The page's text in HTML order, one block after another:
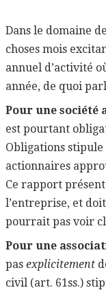
Dans le domaine
choses mois
annuel d’activité
année, de quoi
Pour une société
est pourtant
Obligations stipule
actionnaires
Ce rapport
l’entreprise, et
pourrait pas voir
Pour une
pas explicitement
civil (art. 61ss.)